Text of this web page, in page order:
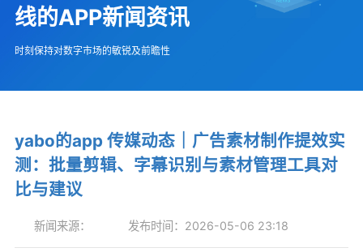
线的APP新闻资讯
时刻保持对数字市场的敏锐及前瞻性
yabo的app 传媒动态｜广告素材制作提效实
测：批量剪辑、字幕识别与素材管理工具对
比与建议
新闻来源： 发布时间：2026-05-06 23:18